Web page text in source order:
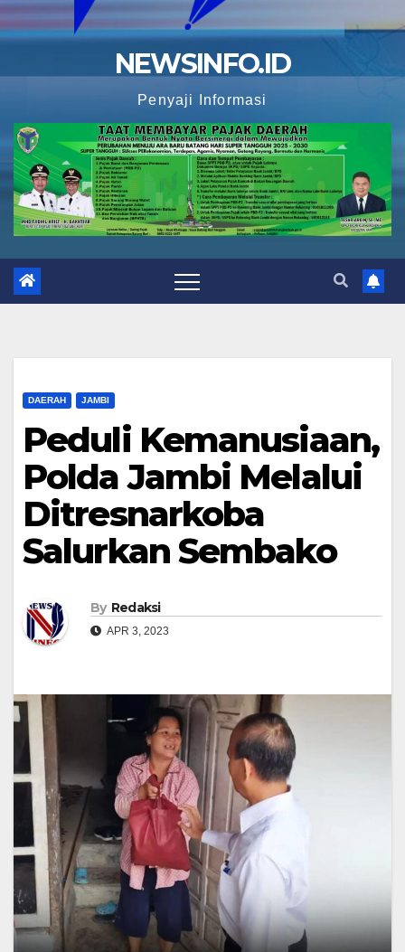
NEWSINFO.ID
Penyaji Informasi
DAERAH JAMBI
Peduli Kemanusiaan,
Polda Jambi Melalui
Ditresnarkoba
Salurkan Sembako
By Redaksi
APR 3, 2023